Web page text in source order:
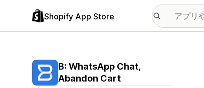
Shopify App Store
B: WhatsApp Chat,
Abandon Cart